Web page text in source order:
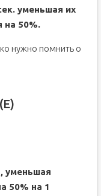
уменьшая их
на 50%.
нужно помнить о
уменьшая
50% на 1